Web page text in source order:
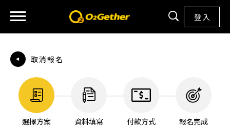
登 入
取消報名
選擇方案 資料填寫 付款方式 報名完成